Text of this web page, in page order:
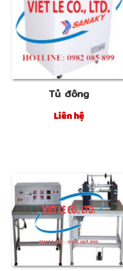
Tủ đông
Liên hệ